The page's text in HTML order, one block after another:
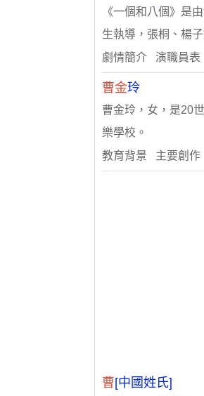
《一個和八個》是
生執導，張桐、楊
劇情簡介 演職員
曹金玲
曹金玲，女，是20
樂學校。
教育背景 主要創
曹 [中國姓氏]